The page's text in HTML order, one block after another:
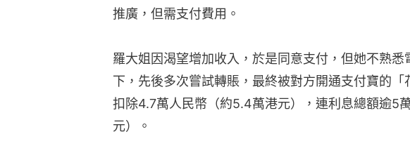
推廣，但需支付費用。
羅大姐因渴望增加收入，於是同意支付，但她不熟悉
下，先後多次嘗試轉賬，最終被對方開通支付寶的「
扣除4.7萬人民幣（約5.4萬港元），連利息總額逾5
元）。